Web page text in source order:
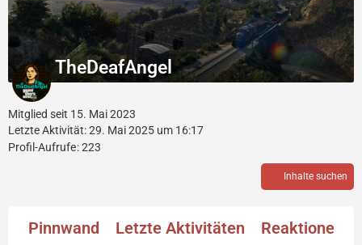
TheDeafAngel
Mitglied seit 15. Mai 2023
Letzte Aktivität:29. Mai 2025 um 16:17
Profil-Aufrufe 223
Inhalte suchen
Pinnwand Letzte Aktivitäten Reaktionen